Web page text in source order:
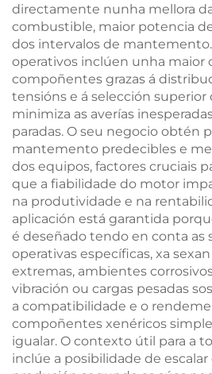
directamente nunha mellora
combustible, maior potencia
dos intervalos de
operativos inclúen unha maior
compoñentes grazas á
tensións e á selección superior
minimiza as averías
paradas. O seu negocio obtén
mantemento predecibles e
dos equipos, factores cruciais
que a fiabilidade do motor
na produtividade e na
aplicación está garantida
é deseñado tendo en conta as
operativas específicas, xa
extremas, ambientes
vibración ou cargas pesadas
a compatibilidade e o
compoñentes xenéricos
igualar. O contexto útil para a
inclúe a posibilidade de